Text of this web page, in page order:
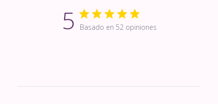
5 Basado en 52 opiniones